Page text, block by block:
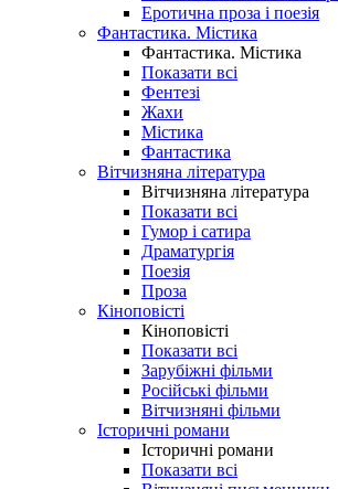
Еротична проза і поезія
Фантастика. Містика
Фантастика. Містика
Показати всі
Фентезі
Жахи
Містика
Фантастика
Вітчизняна література
Вітчизняна література
Показати всі
Гумор і сатира
Драматургія
Поезія
Проза
Кіноповісті
Кіноповісті
Показати всі
Зарубіжні фільми
Російські фільми
Вітчизняні фільми
Історичні романи
Історичні романи
Показати всі